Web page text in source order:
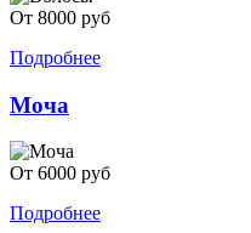
От 8000 руб
Подробнее
Моча
От 6000 руб
Подробнее